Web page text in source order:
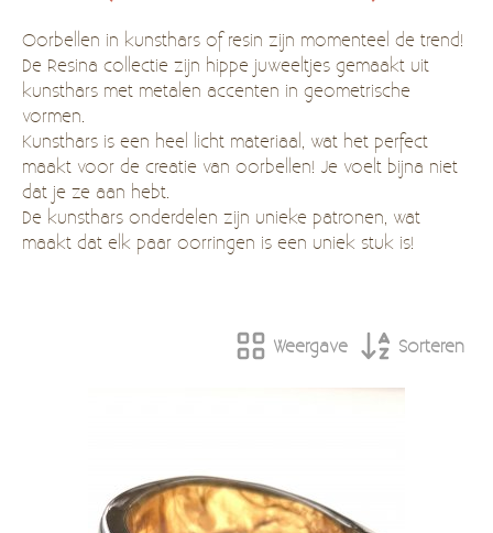
Kadobon
Hersteldienst fantasiejuwelen
Oorbellen in kunsthars of resin zijn momenteel de trend!
De Resina collectie zijn hippe juweeltjes gemaakt uit
kunsthars met metalen accenten in geometrische
vormen.
Kunsthars is een heel licht materiaal, wat het perfect
maakt voor de creatie van oorbellen! Je voelt bijna niet
dat je ze aan hebt.
De kunsthars onderdelen zijn unieke patronen, wat
maakt dat elk paar oorringen is een uniek stuk is!
Weergave Sorteren